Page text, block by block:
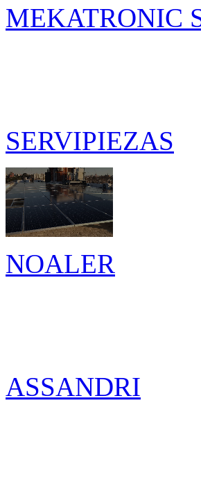
MEKATRONIC
SERVIPIEZAS
NOALER
ASSANDRI